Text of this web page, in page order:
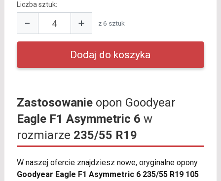
Liczba sztuk:
− + z 6 sztuk
Zastosowanieopon Goodyear
Eagle F1 Asymmetric 6 w
rozmiarze 235/55 R19
W naszej ofercie znajdziesz nowe, oryginalne opony
Goodyear Eagle F1 Asymmetric 6 235/55 R19 105